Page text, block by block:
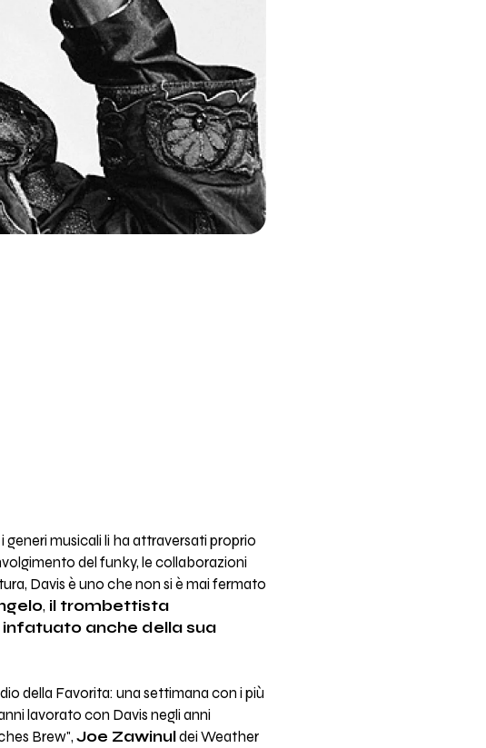
generi musicali li ha attraversati proprio
del funky, le collaborazioni
Davis è uno che non si è mai fermato
, il trombettista
anche della sua
della Favorita: una settimana con i più
lavorato con Davis negli anni
Brew", Joe Zawinuldei Weather